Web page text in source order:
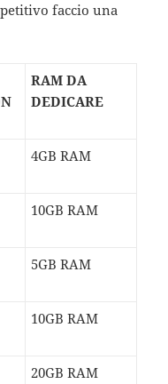
faccio una
RAM DA
DEDICARE
4GB RAM
10GB RAM
5GB RAM
10GB RAM
20GB RAM